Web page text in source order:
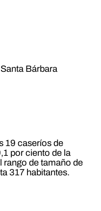
Bárbara
19 caseríos de
por ciento de la
rango de tamaño de
317 habitantes.